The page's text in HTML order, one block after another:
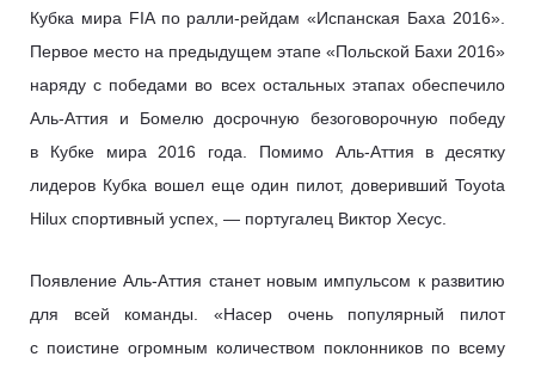
Кубка мира FIA по ралли-рейдам «Испанская Баха 2016».
Первое место на предыдущем этапе «Польской Бахи 2016»
наряду с победами во всех остальных этапах обеспечило
Аль-Аттия и Бомелю досрочную безоговорочную победу
в Кубке мира 2016 года. Помимо Аль-Аттия в десятку
лидеров Кубка вошел еще один пилот, доверивший Toyota
Hilux спортивный успех, — португалец Виктор Хесус.
Появление Аль-Аттия станет новым импульсом к развитию
для всей команды. «Насер очень популярный пилот
с поистине огромным количеством поклонников по всему